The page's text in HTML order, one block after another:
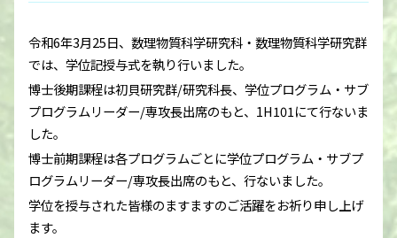
令和6年3月25日、数理物質科学研究科・数理物質科学研究群
では、学位記授与式を執り行いました。
博士後期課程は初貝研究群/研究科長、学位プログラム・サブ
プログラムリーダー/専攻長出席のもと、1H101にて行ないま
した。
博士前期課程は各プログラムごとに学位プログラム・サブプ
ログラムリーダー/専攻長出席のもと、行ないました。
学位を授与された皆様のますますのご活躍をお祈り申し上げ
ます。